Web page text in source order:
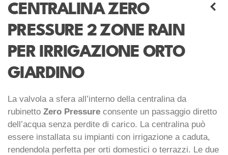
CENTRALINA ZERO
PRESSURE 2 ZONE RAIN
PER IRRIGAZIONE ORTO
GIARDINO
La valvola a sfera all’interno della centralina da
rubinetto Zero Pressure consente un passaggio diretto
dell’acqua senza perdite di carico. La centralina può
essere installata su impianti con irrigazione a caduta,
rendendola perfetta per orti domestici o terrazzi. Le due